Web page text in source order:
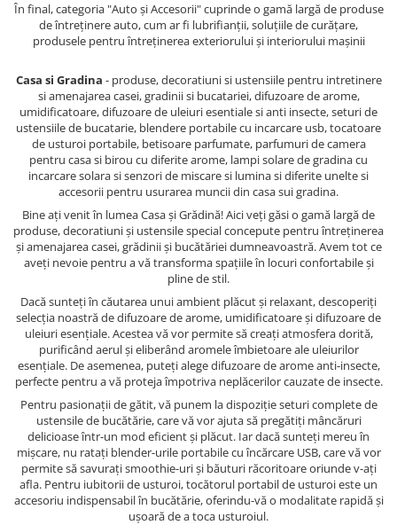
În final, categoria "Auto și Accesorii" cuprinde o gamă largă de produse
de întreținere auto, cum ar fi lubrifianții, soluțiile de curățare,
produsele pentru întreținerea exteriorului și interiorului mașinii
Casa si Gradina - produse, decoratiuni si ustensiile pentru intretinere
si amenajarea casei, gradinii si bucatariei, difuzoare de arome,
umidificatoare, difuzoare de uleiuri esentiale si anti insecte, seturi de
ustensiile de bucatarie, blendere portabile cu incarcare usb, tocatoare
de usturoi portabile, betisoare parfumate, parfumuri de camera
pentru casa si birou cu diferite arome, lampi solare de gradina cu
incarcare solara si senzori de miscare si lumina si diferite unelte si
accesorii pentru usurarea muncii din casa sui gradina.
Bine ați venit în lumea Casa și Grădină! Aici veți găsi o gamă largă de
produse, decoratiuni și ustensile special concepute pentru întreținerea
și amenajarea casei, grădinii și bucătăriei dumneavoastră. Avem tot ce
aveți nevoie pentru a vă transforma spațiile în locuri confortabile și
pline de stil.
Dacă sunteți în căutarea unui ambient plăcut și relaxant, descoperiți
selecția noastră de difuzoare de arome, umidificatoare și difuzoare de
uleiuri esențiale. Acestea vă vor permite să creați atmosfera dorită,
purificând aerul și eliberând aromele îmbietoare ale uleiurilor
esențiale. De asemenea, puteți alege difuzoare de arome anti-insecte,
perfecte pentru a vă proteja împotriva neplăcerilor cauzate de insecte.
Pentru pasionații de gătit, vă punem la dispoziție seturi complete de
ustensile de bucătărie, care vă vor ajuta să pregătiți mâncăruri
delicioase într-un mod eficient și plăcut. Iar dacă sunteți mereu în
mișcare, nu ratați blender-urile portabile cu încărcare USB, care vă vor
permite să savurați smoothie-uri și băuturi răcoritoare oriunde v-ați
afla. Pentru iubitorii de usturoi, tocătorul portabil de usturoi este un
accesoriu indispensabil în bucătărie, oferindu-vă o modalitate rapidă și
ușoară de a toca usturoiul.